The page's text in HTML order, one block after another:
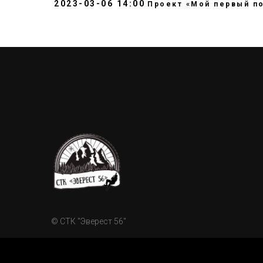
2023-03-06 14:00 Проект «Мой первый
© СТК "Эверест 56"